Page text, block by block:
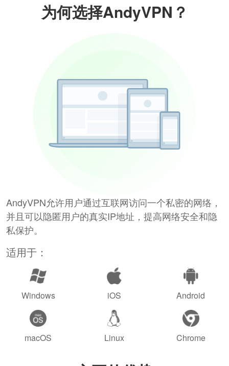
为何选择AndyVPN？
AndyVPN允许用户通过互联网访问一个私密的网络，
并且可以隐匿用户的真实IP地址，提高网络安全和隐
私保护。
适用于：
Windows iOS Android
macOS Linux Chrome